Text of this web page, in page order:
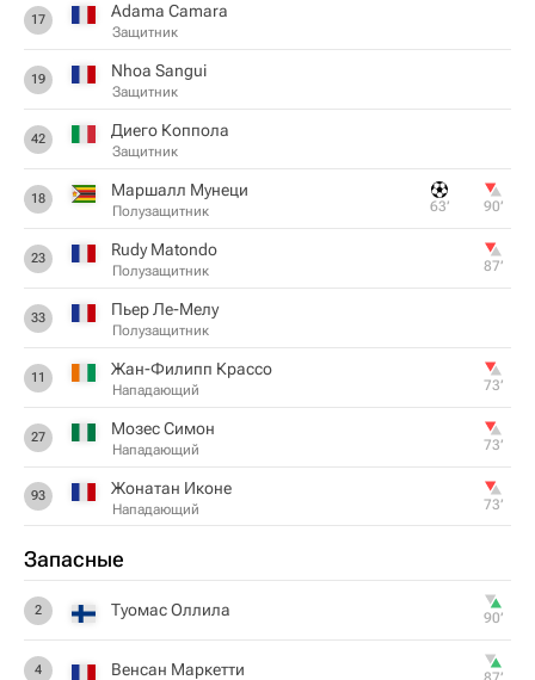
17 Adama Camara
Защитник
19 Nhoa Sangui
Защитник
42 Диего Коппола
Защитник
18 Маршалл Мунеци
Полузащитник 63‎’‎ 90‎’‎
23 Rudy Matondo
Полузащитник 87‎’‎
33 Пьер Ле-Мелу
Полузащитник
11 Жан-Филипп Крассо
Нападающий 73‎’‎
27 Мозес Симон
Нападающий 73‎’‎
93 Жонатан Иконе
Нападающий 73‎’‎
Запасные
2 Туомас Оллила 90‎’‎
4 Венсан Маркетти